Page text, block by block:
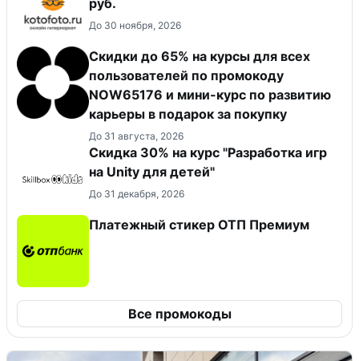
До 30 ноября, 2026
Скидки до 65% на курсы для всех
пользователей по промокоду
NOW65176 и мини-курс по развитию
карьеры в подарок за покупку
До 31 августа, 2026
Скидка 30% на курс "Разработка игр
на Unity для детей"
До 31 декабря, 2026
Платежный стикер ОТП Премиум
Все промокоды